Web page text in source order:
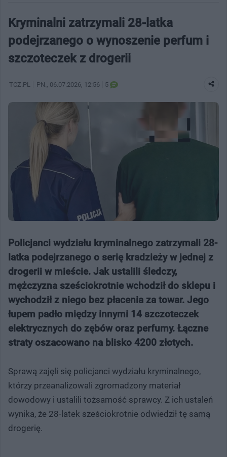
Kryminalni zatrzymali 28-latka
podejrzanego o wynoszenie perfum i
szczoteczek z drogerii
TCZ.PL PN. , 06.07.2026, 12:56 5
Policjanci wydziału kryminalnego zatrzymali 28-
latka podejrzanego o serię kradzieży w jednej z
drogerii w mieście. Jak ustalili śledczy,
mężczyzna sześciokrotnie wchodził do sklepu i
wychodził z niego bez płacenia za towar. Jego
łupem padło między innymi 14 szczoteczek
elektrycznych do zębów oraz perfumy. Łączne
straty oszacowano na blisko 4200 złotych.
Sprawą zajęli się policjanci wydziału kryminalnego,
którzy przeanalizowali zgromadzony materiał
dowodowy i ustalili tożsamość sprawcy. Z ich ustaleń
wynika, że 28-latek sześciokrotnie odwiedził tę samą
drogerię.